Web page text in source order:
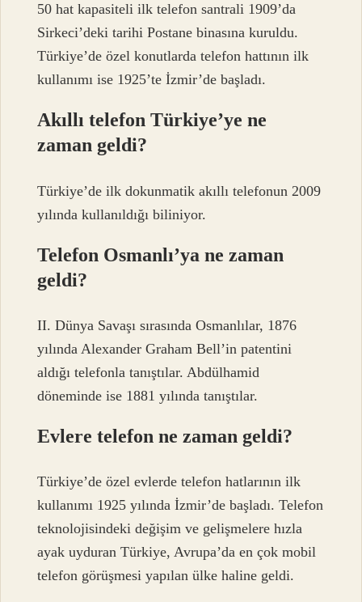
50 hat kapasiteli ilk telefon santrali 1909’da
Sirkeci’deki tarihi Postane binasına kuruldu.
Türkiye’de özel konutlarda telefon hattının ilk
kullanımı ise 1925’te İzmir’de başladı.
Akıllı telefon Türkiye’ye ne
zaman geldi?
Türkiye’de ilk dokunmatik akıllı telefonun 2009
yılında kullanıldığı biliniyor.
Telefon Osmanlı’ya ne zaman
geldi?
II. Dünya Savaşı sırasında Osmanlılar, 1876
yılında Alexander Graham Bell’in patentini
aldığı telefonla tanıştılar. Abdülhamid
döneminde ise 1881 yılında tanıştılar.
Evlere telefon ne zaman geldi?
Türkiye’de özel evlerde telefon hatlarının ilk
kullanımı 1925 yılında İzmir’de başladı. Telefon
teknolojisindeki değişim ve gelişmelere hızla
ayak uyduran Türkiye, Avrupa’da en çok mobil
telefon görüşmesi yapılan ülke haline geldi.